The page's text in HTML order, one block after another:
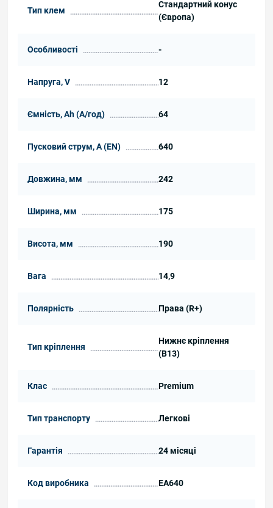
Тип клем
Стандартний конус
(Європа)
Особливості -
Напруга, V 12
Ємність, Ah (А/год) 64
Пусковий струм, А (EN) 640
Довжина, мм 242
Ширина, мм 175
Висота, мм 190
Вага 14,9
Полярність Права (R+)
Тип кріплення
Нижнє кріплення
(B13)
Клас Premium
Тип транспорту Легкові
Гарантія 24 місяці
Код виробника EA640